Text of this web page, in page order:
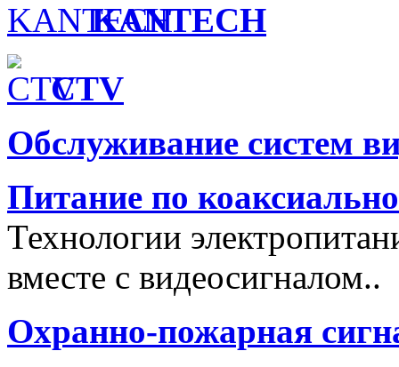
KANTECH
CTV
Обслуживание систем
Питание по
Технологии
вместе с видеосигналом..
Охранно-пожарная